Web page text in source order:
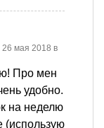
26 мая 2018 в
Про мен
удобно.
на неделю
(использую